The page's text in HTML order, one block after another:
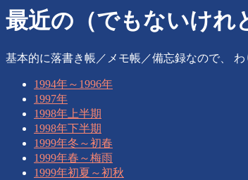
最近の（でもないけれ
基本的に落書き帳／メモ帳／備忘録なので、
1994年～1996年
1997年
1998年上半期
1998年下半期
1999年冬～初春
1999年春～梅雨
1999年初夏～初秋